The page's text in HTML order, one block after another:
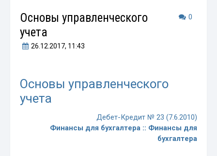
0
Основы управленческого
учета
26.12.2017, 11:43
Основы управленческого
учета
Дебет-Кредит № 23 (7.6.2010)
Финансы для бухгалтера :: Финансы для
бухгалтера